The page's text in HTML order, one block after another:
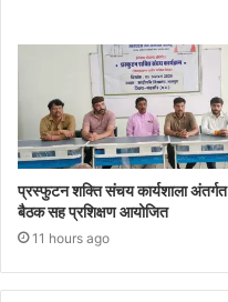
प्रस्फुटन शक्ति संचय कार्यशाला अंतर्गत
बैठक सह प्रशिक्षण आयोजित
11 hours ago